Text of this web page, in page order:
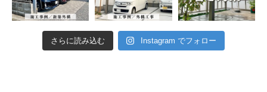
さらに読み込む Instagram でフォロー